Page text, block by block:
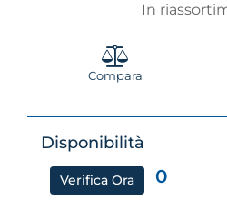
In
Compara
Disponibilità
Verifica Ora 0